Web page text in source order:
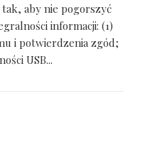
aby nie pogorszyć
informacji: (1)
i potwierdzenia zgód;
USB...